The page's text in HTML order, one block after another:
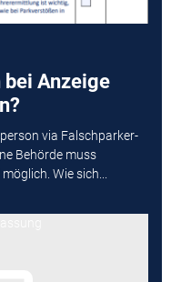
bei Anzeige
via Falschparker-
Behörde muss
Wie sich...